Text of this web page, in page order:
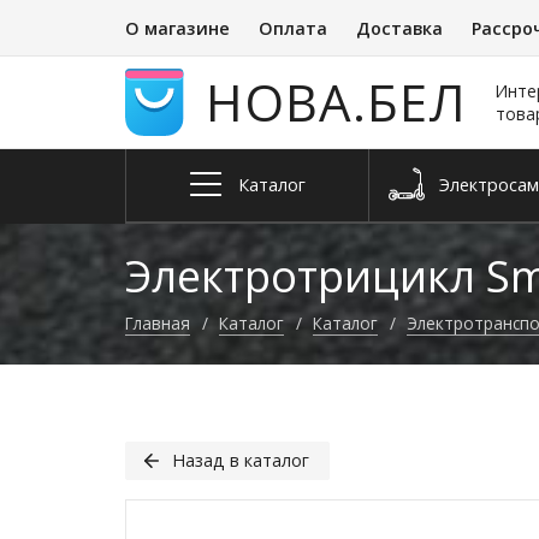
О магазине Оплата Доставка
НОВА.БЕЛ
Каталог
Квадроциклы
аксессуары
Электротрицикл
Главная Каталог Каталог
Назад в каталог